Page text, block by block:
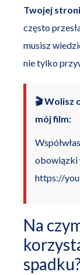
Twojej
często
musisz
nie tylko
🎬 Wolisz
mój film:
obowiązki
https://
Na